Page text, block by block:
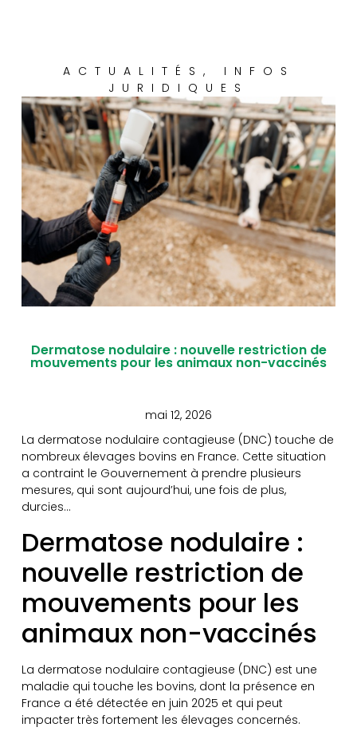
ACTUALITÉS , INFOS
JURIDIQUES
Dermatose nodulaire : nouvelle restriction de
mouvements pour les animaux non-vaccinés
mai 12, 2026
La dermatose nodulaire contagieuse (DNC) touche de
nombreux élevages bovins en France. Cette situation
a contraint le Gouvernement à prendre plusieurs
mesures, qui sont aujourd’hui, une fois de plus,
durcies…
Dermatose nodulaire :
nouvelle restriction de
mouvements pour les
animaux non-vaccinés
La dermatose nodulaire contagieuse (DNC) est une
maladie qui touche les bovins, dont la présence en
France a été détectée en juin 2025 et qui peut
impacter très fortement les élevages concernés.